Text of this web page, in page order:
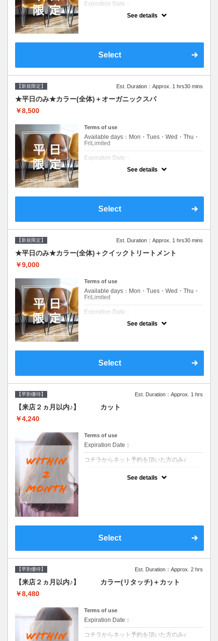
Expiration Date：
新規限定の平日のみのクーポンです★
平日クーポン●シャンプーブロー込●ロング料
提案させて頂きます●選べるシャンプー付き●
See details
Select
【新規限定】 Est. Duration：Approx. 1 hrs30 mins
★平日のみ★カラー(全体)＋オーガニックスパ
￥8,500
Terms of use
Available days：Mon・Tues・Wed・Thu・
FriLimited
Expiration Date：
新規限定の平日のみのクーポンです★
平日クーポン●シャンプーブロー込●ロング料
提案させて頂きます●選べるシャンプー付き●
See details
Select
【新規限定】 Est. Duration：Approx. 1 hrs30 mins
★平日のみ★カラー(全体)＋クイックトリートメント
￥9,000
Terms of use
Available days：Mon・Tues・Wed・Thu・
FriLimited
Expiration Date：
新規限定の平日のみのクーポンです★
平日クーポン●シャンプーブロー込●ロング料
提案させて頂きます●選べるシャンプー付き●
See details
Select
【早割優待】 Est. Duration：Approx. 1 hrs
【来店２ヵ月以内♪】 カット
￥4,240
Terms of use
Expiration Date：
コチラからネット予約を頂いた方のみ♪
See details
Select
【早割優待】 Est. Duration：Approx. 2 hrs
【来店２ヵ月以内♪】 カラー(リタッチ)＋カット
￥8,480
Terms of use
Expiration Date：
コチラからネット予約を頂いた方のみ♪